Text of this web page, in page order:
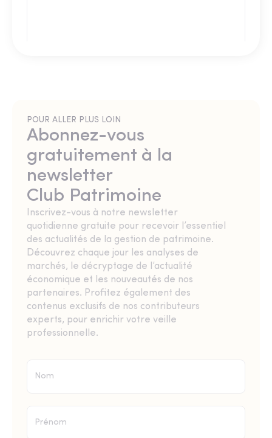
POUR ALLER PLUS LOIN
Abonnez-vous
gratuitement à la
newsletter
Club Patrimoine
Inscrivez-vous à notre newsletter
quotidienne gratuite pour recevoir l’essentiel
des actualités de la gestion de patrimoine.
Découvrez chaque jour les analyses de
marchés, le décryptage de l’actualité
économique et les nouveautés de nos
partenaires. Profitez également des
contenus exclusifs de nos contributeurs
experts, pour enrichir votre veille
professionnelle.